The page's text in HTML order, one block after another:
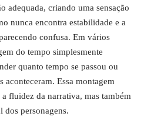
adequada, criando uma sensação
nunca encontra estabilidade e a
confusa. Em vários
do tempo simplesmente
quanto tempo se passou ou
aconteceram. Essa montagem
fluidez da narrativa, mas também
personagens.